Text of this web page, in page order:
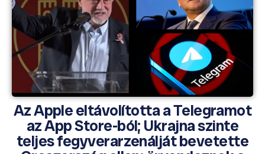
Az Apple eltávolította a Telegramot
az App Store-ból; Ukrajna szinte
teljes fegyverarzenálját bevetette